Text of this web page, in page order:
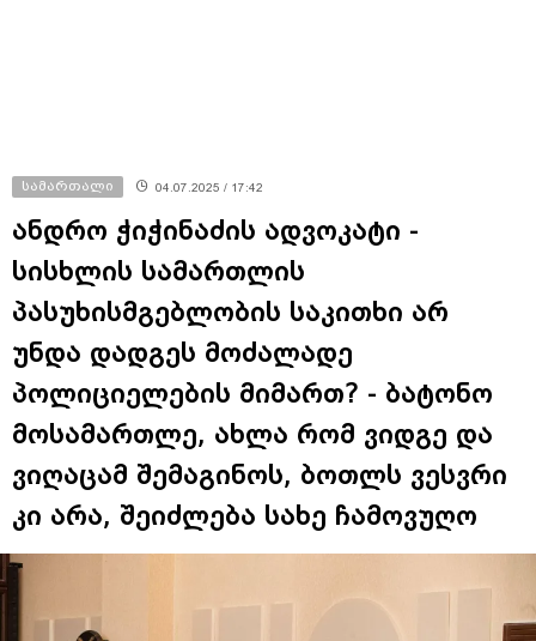
სამართალი 04.07.2025 / 17:42
ანდრო ჭიჭინაძის ადვოკატი -
სისხლის სამართლის
პასუხისმგებლობის საკითხი არ
უნდა დადგეს მოძალადე
პოლიციელების მიმართ? - ბატონო
მოსამართლე, ახლა რომ ვიდგე და
ვიღაცამ შემაგინოს, ბოთლს ვესვრი
კი არა, შეიძლება სახე ჩამოვუღო